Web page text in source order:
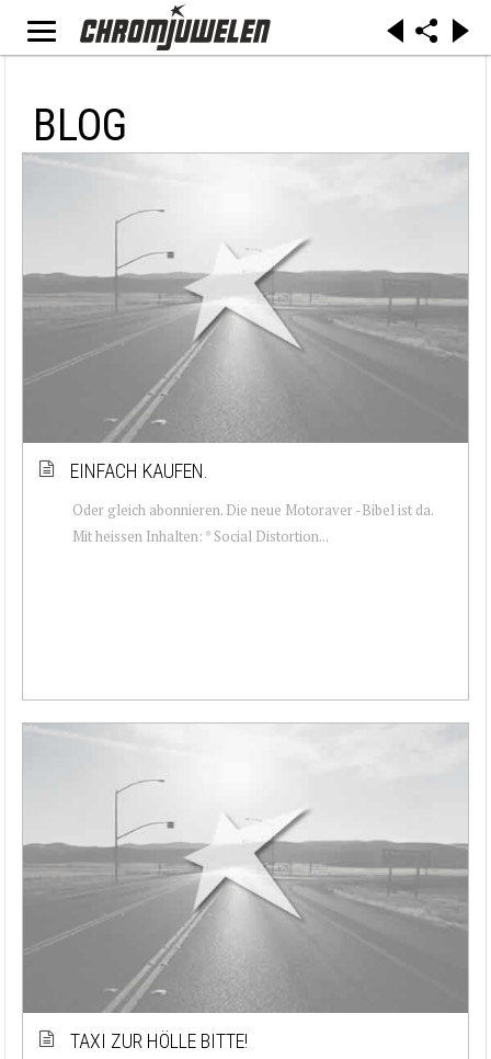
BLOG
EINFACH KAUFEN.
Oder gleich abonnieren. Die neue Motoraver -Bibel ist da.
Mit heissen Inhalten: * Social Distortion...
TAXI ZUR HÖLLE BITTE!